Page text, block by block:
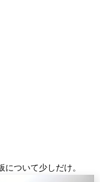
ついて少しだけ。